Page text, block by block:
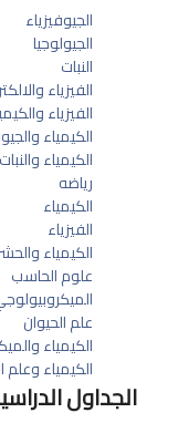
الجيوفيزياء
الجيولوجيا
النبات
الفيزياء
الفيزياء
الكيمياء
الكيمياء والنبات
رياضه
الكيمياء
الفيزياء
الكيمياء
علوم الحاسب
علم الحيوان
الكيمياء
الكيمياء وعلم
الجداول الدراسية